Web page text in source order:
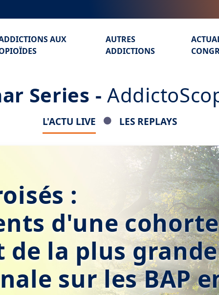
AUX
AUTRES
ADDICTIONS
Series -
L'ACTU LIVE LES REPLAYS
:
d'une cohorte
la plus grande
sur les BAP